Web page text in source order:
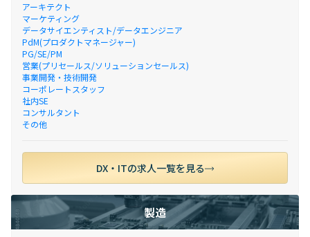
アーキテクト
マーケティング
データサイエンティスト/データエンジニア
PdM(プロダクトマネージャー)
PG/SE/PM
営業(プリセールス/ソリューションセールス)
事業開発・技術開発
コーポレートスタッフ
社内SE
コンサルタント
その他
DX・ITの求人一覧を見る
製造